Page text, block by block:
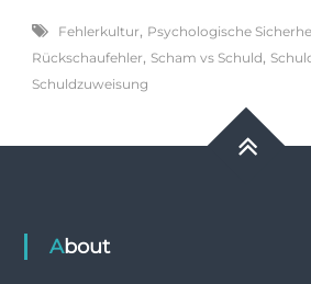
Fehlerkultur, Psychologische
Rückschaufehler, Scham vs Schuld,
Schuldzuweisung
About